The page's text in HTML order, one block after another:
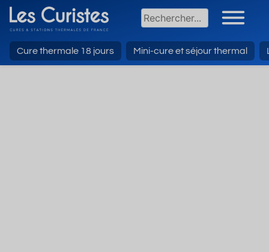
Cure thermale 18 jours Mini-cure et séjour thermal